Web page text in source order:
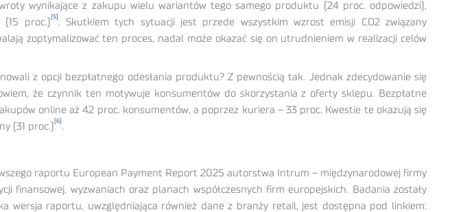
wynikające z zakupu wielu wariantów tego samego produktu (24 proc. odpowiedzi),
proc.)
[5]
. Skutkiem tych sytuacji jest przede wszystkim wzrost emisji CO2 związany
zoptymalizować ten proces, nadal może okazać się on utrudnieniem w realizacji celów
z opcji bezpłatnego odesłania produktu? Z pewnością tak. Jednak zdecydowanie się
że czynnik ten motywuje konsumentów do skorzystania z oferty sklepu. Bezpłatne
online aż 42 proc. konsumentów, a poprzez kuriera – 33 proc. Kwestie te okazują się
(31 proc.)
[6]
.
raportu European Payment Report 2025 autorstwa Intrum – międzynarodowej firmy
finansowej, wyzwaniach oraz planach współczesnych firm europejskich. Badania zostały
wersja raportu, uwzględniająca również dane z branży retail, jest dostępna pod linkiem: